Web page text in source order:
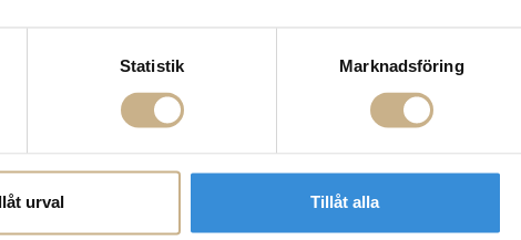
Statistik Marknadsföring
urval Tillåt alla